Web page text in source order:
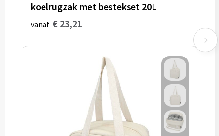
koelrugzak met bestekset 20L
vanaf € 23,21